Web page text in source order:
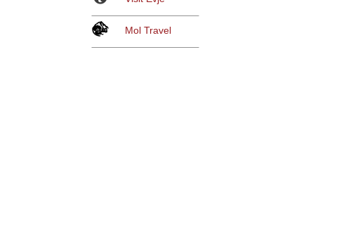
Mol Travel